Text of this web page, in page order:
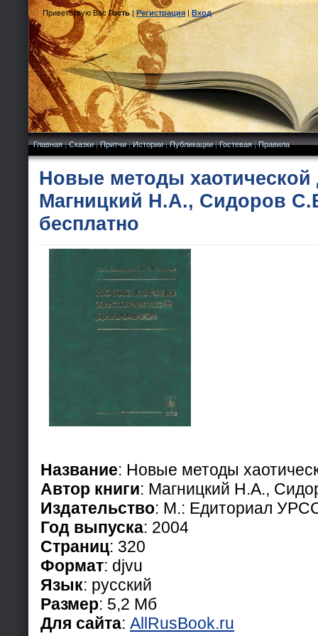
Приветствую Вас Гость|Регистрация|Вход
Главная|Сказки|Притчи|Истории|Публикации|Гостевая|Правила
Новые методы хаотической
Магницкий Н.А., Сидоров
бесплатно
Название: Новые методы
Автор книги: Магницкий Н.А.,
Издательство: М.: Едиториал
Год выпуска: 2004
Страниц: 320
Формат: djvu
Язык: русский
Размер: 5,2 Мб
Для сайта: AllRusBook.ru